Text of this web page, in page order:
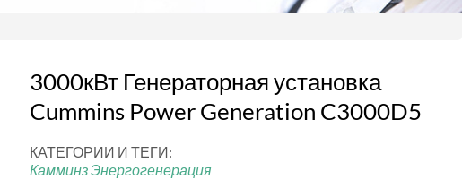
3000кВт Генераторная установка
Cummins Power Generation C3000D5
КАТЕГОРИИ И ТЕГИ:
Камминз Энергогенерация